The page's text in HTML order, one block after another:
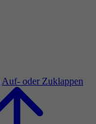
Auf- oder Zuklappen